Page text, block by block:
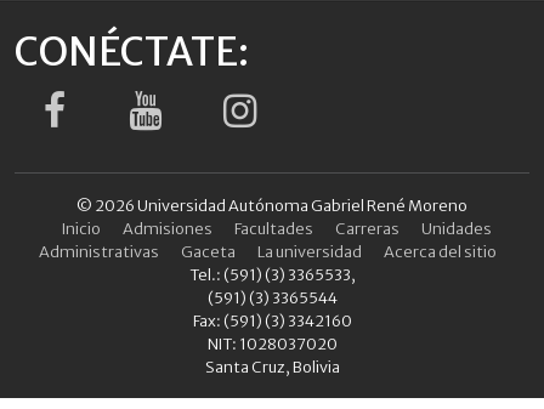
CONÉCTATE:
© 2026 Universidad Autónoma Gabriel René Moreno
Inicio
Admisiones Facultades Carreras
Unidades
Administrativas
Gaceta La universidad
Acerca del sitio
Tel.: (591) (3) 3365533,
(591) (3) 3365544
Fax: (591) (3) 3342160
NIT: 1028037020
Santa Cruz, Bolivia